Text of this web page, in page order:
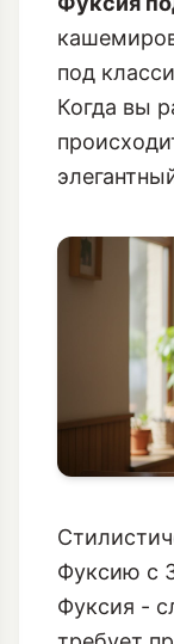
между
линией
силуэту.
Фуксия
под